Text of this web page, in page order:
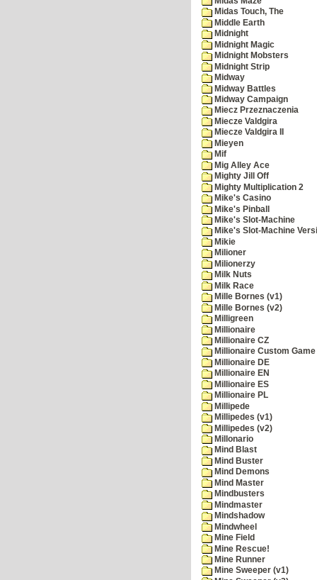
Midas Touch, The
Middle Earth
Midnight
Midnight Magic
Midnight Mobsters
Midnight Strip
Midway
Midway Battles
Midway Campaign
Miecz Przeznaczenia
Miecze Valdgira
Miecze Valdgira II
Mieyen
Mif
Mig Alley Ace
Mighty Jill Off
Mighty Multiplication 2
Mike's Casino
Mike's Pinball
Mike's Slot-Machine
Mike's Slot-Machine
Mikie
Milioner
Milionerzy
Milk Nuts
Milk Race
Mille Bornes (v1)
Mille Bornes (v2)
Milligreen
Millionaire
Millionaire CZ
Millionaire Custom
Millionaire DE
Millionaire EN
Millionaire ES
Millionaire PL
Millipede
Millipedes (v1)
Millipedes (v2)
Millonario
Mind Blast
Mind Buster
Mind Demons
Mind Master
Mindbusters
Mindmaster
Mindshadow
Mindwheel
Mine Field
Mine Rescue!
Mine Runner
Mine Sweeper (v1)